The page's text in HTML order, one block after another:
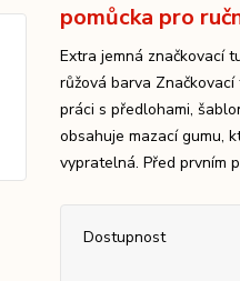
pomůcka pro
Extra jemná značkovací
růžová barva
práci s předlohami,
obsahuje mazací gumu,
vypratelná. Před prvním
Dostupnost